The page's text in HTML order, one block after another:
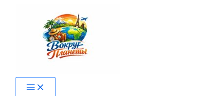
содержимому
Main
Menu